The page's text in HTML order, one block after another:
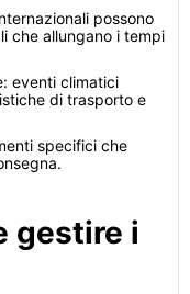
possono
che allungano i tempi
eventi climatici
di trasporto e
specifici che
gestire i